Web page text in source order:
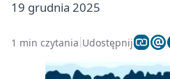
19 grudnia 2025
1 min czytania Udostępnij